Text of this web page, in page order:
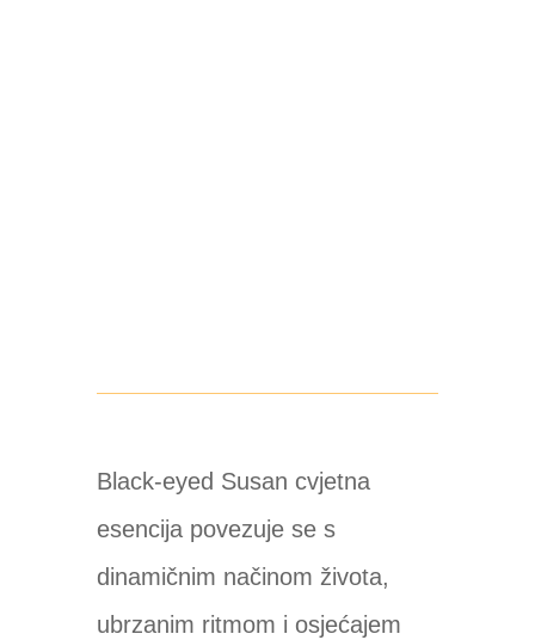
Black-eyed Susan cvjetna
esencija povezuje se s
dinamičnim načinom života,
ubrzanim ritmom i osjećajem